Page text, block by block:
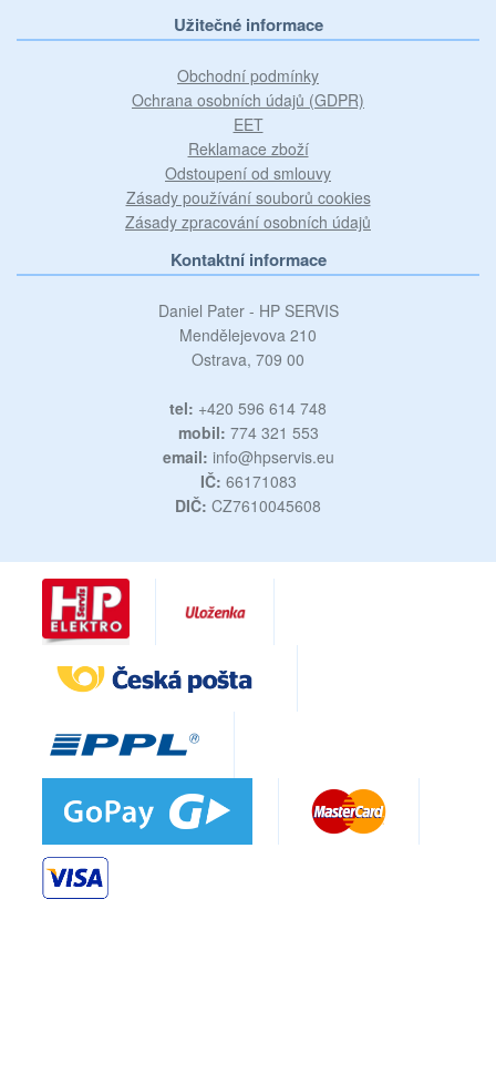
Užitečné informace
Obchodní podmínky
Ochrana osobních údajů (GDPR)
EET
Reklamace zboží
Odstoupení od smlouvy
Zásady používání souborů cookies
Zásady zpracování osobních údajů
Kontaktní informace
Daniel Pater - HP SERVIS
Mendělejevova 210
Ostrava, 709 00
tel: +420 596 614 748
mobil: 774 321 553
email: info@hpservis.eu
IČ: 66171083
DIČ: CZ7610045608